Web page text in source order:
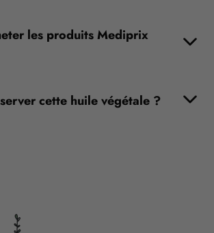
les produits Mediprix
cette huile végétale ?